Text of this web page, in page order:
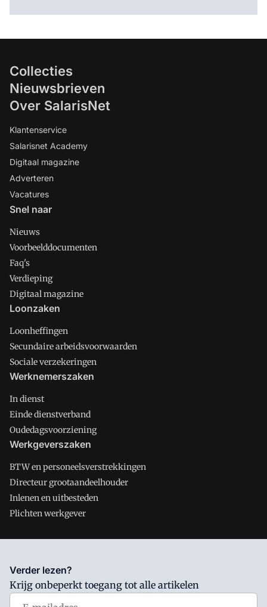
Collecties
Nieuwsbrieven
Over SalarisNet
Klantenservice
Salarisnet Academy
Digitaal magazine
Adverteren
Vacatures
Snel naar
Nieuws
Voorbeelddocumenten
Faq's
Verdieping
Digitaal magazine
Loonzaken
Loonheffingen
Secundaire arbeidsvoorwaarden
Sociale verzekeringen
Werknemerszaken
In dienst
Einde dienstverband
Oudedagsvoorziening
Werkgeverszaken
BTW en personeelsverstrekkingen
Directeur grootaandeelhouder
Inlenen en uitbesteden
Plichten werkgever
Salarisnet is onderdeel van VMN media. Lees in
waar VMN media voor staat. Op gebruik van deze site zijn de
volgende regelingen van toepassing:Algemene Voorwaarden
Verder lezen?
Krijg onbeperkt toegang tot alle artikelen